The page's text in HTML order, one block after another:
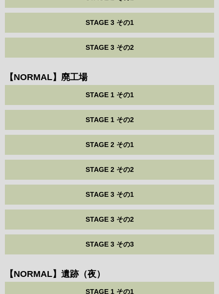
STAGE 3 その1
STAGE 3 その2
【NORMAL】廃工場
STAGE 1 その1
STAGE 1 その2
STAGE 2 その1
STAGE 2 その2
STAGE 3 その1
STAGE 3 その2
STAGE 3 その3
【NORMAL】遺跡（夜）
STAGE 1 その1